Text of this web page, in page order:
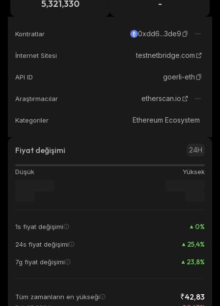
5,321,330 -
Kontratlar 0xdd6...3de9
İnternet Sitesi testnetbridge.com
API ID goerli-eth
Araştırmacılar etherscan.io
Kategoriler Ethereum Ecosystem
Fiyat değişimi 24H
Düşük Yüksek
1s fiyat değişimi 0%
24s fiyat değişimi 25,4%
7g fiyat değişimi 23,8%
Tüm zamanların en yükseği ₹42,83